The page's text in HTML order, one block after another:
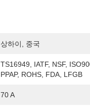
상하이, 중국
TS16949, IATF, NSF,
PPAP, ROHS, FDA, LFGB
70 A